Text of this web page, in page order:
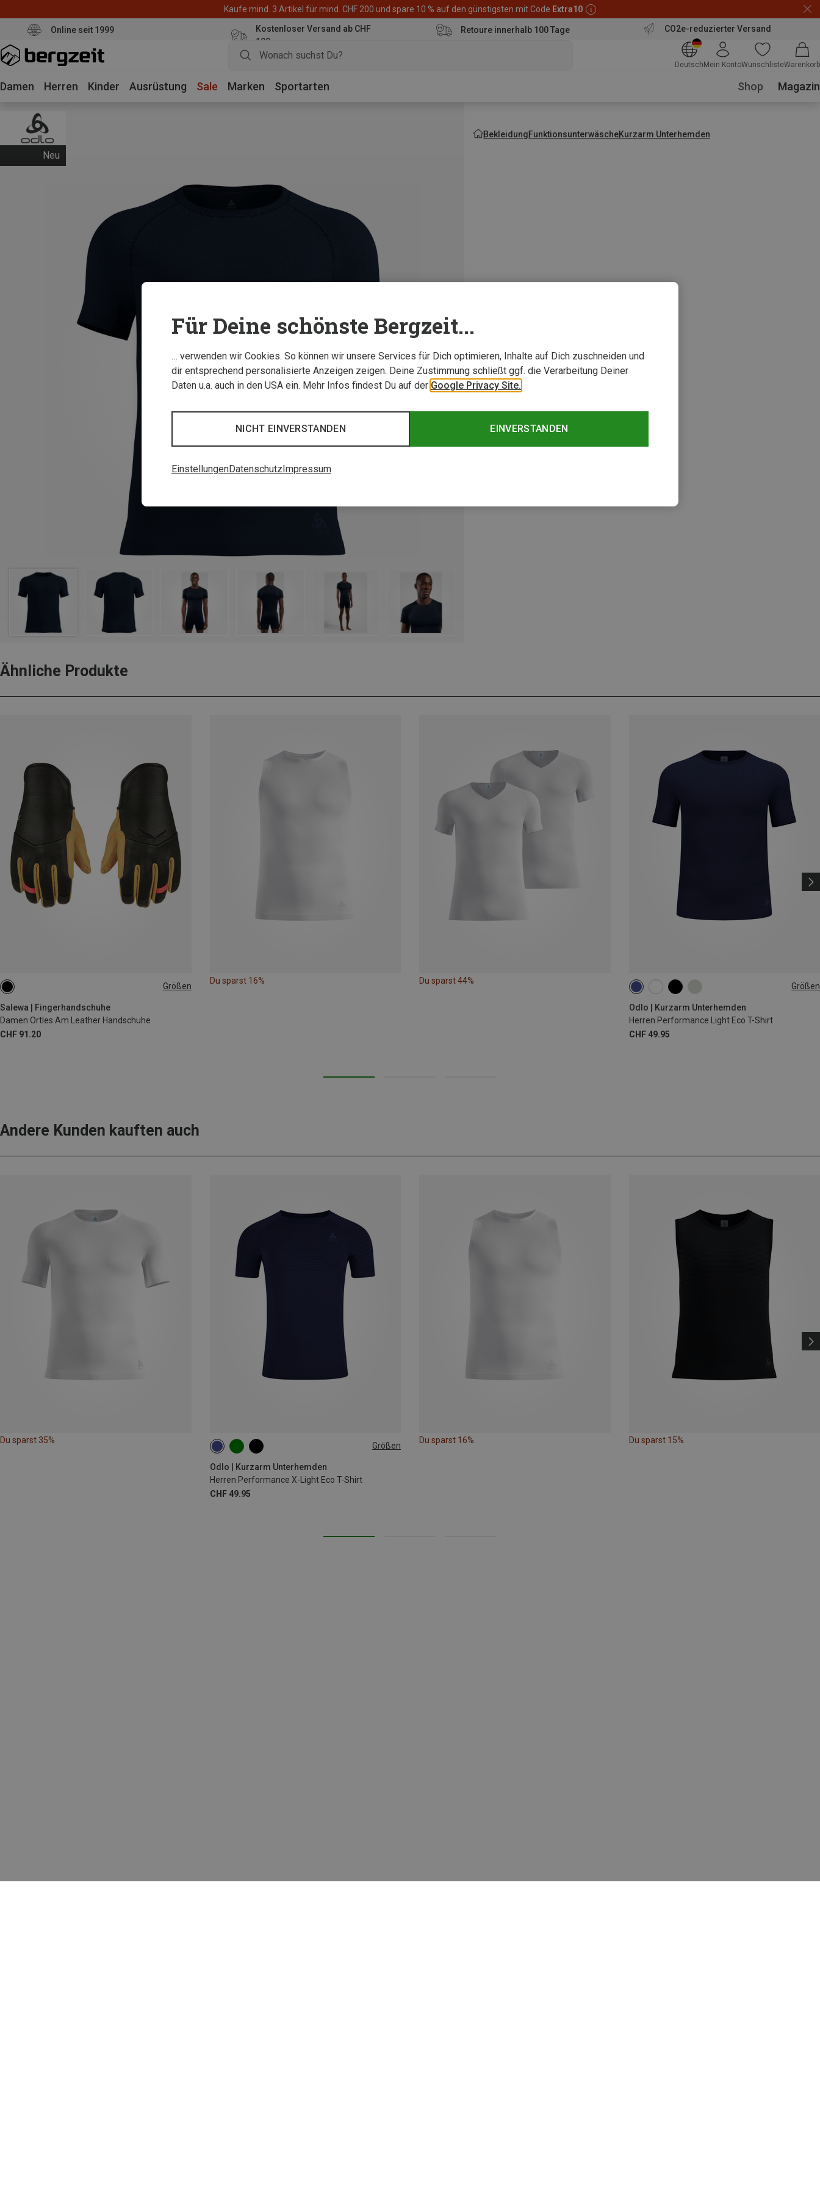
Kaufe mind. 3 Artikel für mind. CHF 200 und spare 10 % auf den günstigsten mit Code Extra10
Online seit 1999
Kostenloser Versand ab CHF
100
Retoure innerhalb 100 Tage CO2e-reduzierter Versand
Deutsch Mein KontoWunschlisteWarenkorb
Damen Herren Kinder Ausrüstung Sale Marken Sportarten Shop Magazin
Neu
BekleidungFunktionsunterwäscheKurzarm Unterhemden
Ähnliche Produkte
Größen
Salewa | Fingerhandschuhe
Damen Ortles Am Leather Handschuhe
CHF 91.20
XS
Du sparst 16% Du sparst 44%
Größen
Odlo | Kurzarm Unterhemden
Herren Performance Light Eco T-Shirt
CHF 49.95
XXL
Andere Kunden kauften auch
Du sparst 35%
Größen
Odlo | Kurzarm Unterhemden
Herren Performance X-Light Eco T-Shirt
CHF 49.95
M L
Du sparst 16% Du sparst 15%
Für Deine schönste Bergzeit...
… verwenden wir Cookies. So können wir unsere Services für Dich optimieren, Inhalte auf Dich zuschneiden und
dir entsprechend personalisierte Anzeigen zeigen. Deine Zustimmung schließt ggf. die Verarbeitung Deiner
Daten u.a. auch in den USA ein. Mehr Infos findest Du auf der Google Privacy Site.
EINVERSTANDEN
NICHT EINVERSTANDEN
EinstellungenDatenschutz Impressum